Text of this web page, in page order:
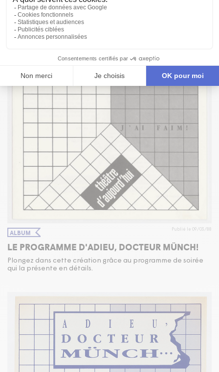
ALBUM Publié le 09/03/88
LE PROGRAMME D'ADIEU, DOCTEUR MÜNCH!
Plongez dans cette création grâce au programme de soirée
qui la présente en détails.